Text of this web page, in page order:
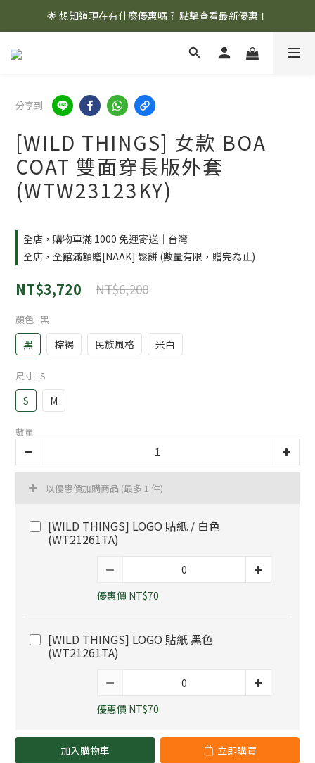
🌟 想知道現在有什麼優惠嗎？ 點擊查看最新優惠！
🌟 想知道現在有什麼優惠嗎？ 點擊查看最新優惠！
全館消費滿 $1,000 即享免運優惠
分享到
[WILD THINGS] 女款 BOA
COAT 雙面穿長版外套
(WTW23123KY)
全店，購物車滿 1000 免運寄送｜台灣
全店，全館滿額贈[NAAK] 鬆餅 (數量有限，贈完為止)
NT$3,720 NT$6,200
顏色 : 黑
黑 棕褐 民族風格 米白
尺寸 : S
S M
數量
以優惠價加購商品 (最多 1 件)
[WILD THINGS] LOGO 貼紙 / 白色
(WT21261TA)
優惠價 NT$70
[WILD THINGS] LOGO 貼紙 黑色
(WT21261TA)
優惠價 NT$70
加入購物車 立即購買